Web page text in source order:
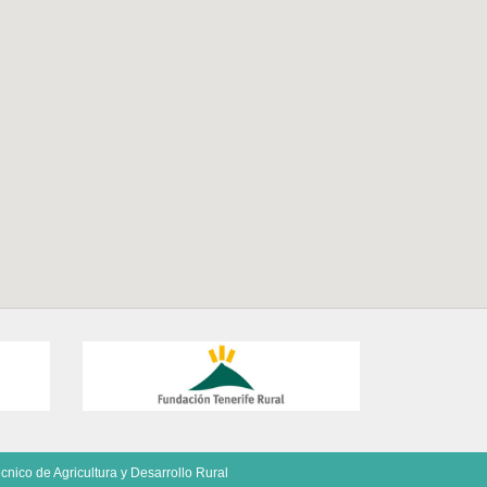
de Agricultura y Desarrollo Rural